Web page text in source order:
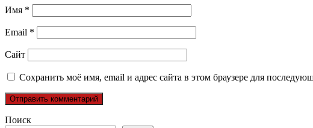
Имя *
Email *
Сайт
Сохранить моё имя, email и адрес сайта в этом браузере для
Поиск